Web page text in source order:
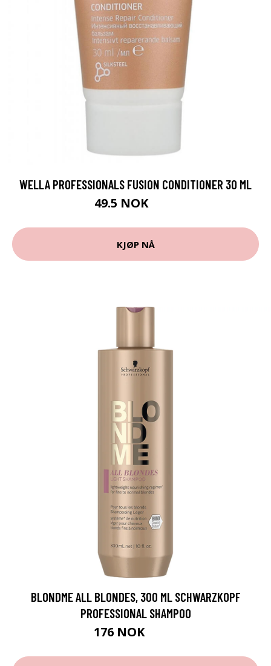
WELLA PROFESSIONALS FUSION CONDITIONER 30 ML
49.5 NOK
KJØP NÅ
BLONDME ALL BLONDES, 300 ML SCHWARZKOPF
PROFESSIONAL SHAMPOO
176 NOK